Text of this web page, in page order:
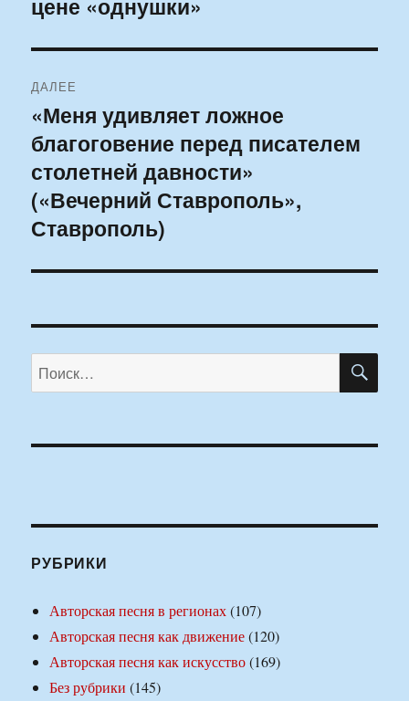
ДАЛЕЕ
Следующая
запись:
«Меня удивляет ложное
благоговение перед писателем
столетней давности»
(«Вечерний Ставрополь»,
Ставрополь)
Искать:
РУБРИКИ
Авторская песня в регионах(107)
Авторская песня как движение(120)
Авторская песня как искусство(169)
Без рубрики (145)